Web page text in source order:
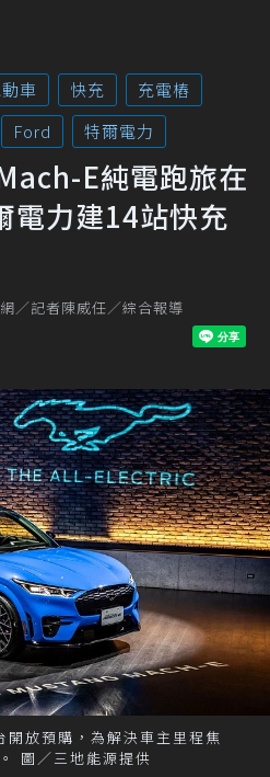
車 快充
充電樁
Ford 特爾電力
E純電跑旅在
電力建14站快充
／記者陳威任／綜合報導
放預購，為解決車主里程焦
圖／三地能源提供